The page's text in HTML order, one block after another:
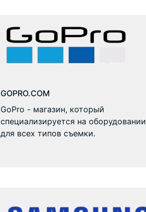
GOPRO.COM
GoPro - магазин, который
специализируется на оборудовании
для всех типов съемки.